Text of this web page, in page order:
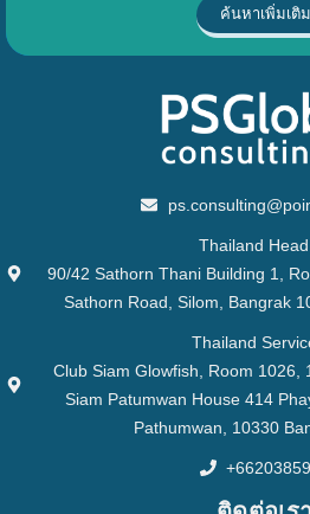
ค้นหาเพิ่มเติม
Thailand
90/42 Sathorn Thani Building 1,
Sathorn Road, Silom, Bangrak
Thailand
Club Siam Glowfish, Room 1026,
Siam Patumwan House 414
Pathumwan, 10330